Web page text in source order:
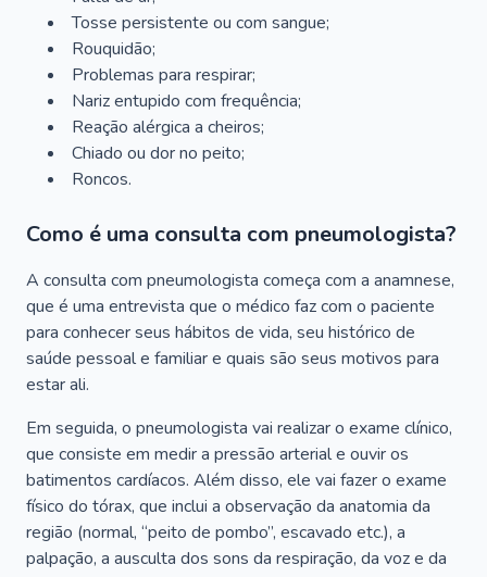
Tosse persistente ou com sangue;
Rouquidão;
Problemas para respirar;
Nariz entupido com frequência;
Reação alérgica a cheiros;
Chiado ou dor no peito;
Roncos.
Como é uma consulta com pneumologista?
A consulta com pneumologista começa com a anamnese,
que é uma entrevista que o médico faz com o paciente
para conhecer seus hábitos de vida, seu histórico de
saúde pessoal e familiar e quais são seus motivos para
estar ali.
Em seguida, o pneumologista vai realizar o exame clínico,
que consiste em medir a pressão arterial e ouvir os
batimentos cardíacos. Além disso, ele vai fazer o exame
físico do tórax, que inclui a observação da anatomia da
região (normal, “peito de pombo”, escavado etc.), a
palpação, a ausculta dos sons da respiração, da voz e da